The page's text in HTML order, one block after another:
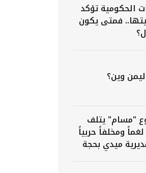
الحكومية تؤكد
فمتى يكون
وين؟
"مسام" يتلف
4141 لغماً ومخلفاً حربياً
ميدي بحجة